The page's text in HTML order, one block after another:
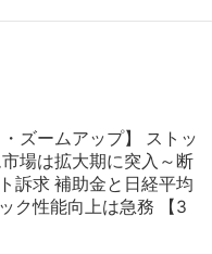
ズームアップ】 ストッ
場は拡大期に突入～断
訴求 補助金と日経平均
ク性能向上は急務 【3